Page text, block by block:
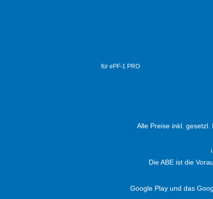
für ePF-1 PRO
Alle Preise inkl. gesetzl.
Die ABE ist die
Google Play und das